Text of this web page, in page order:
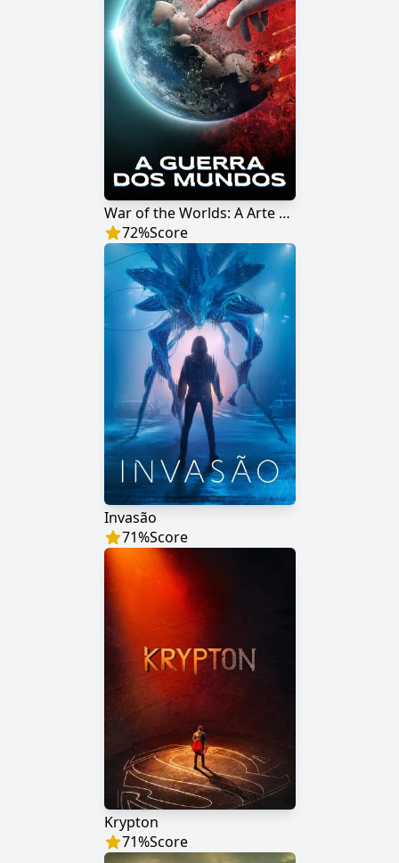
War of the Worlds: A Arte da Guerra
72%Score
Invasão
71%Score
Krypton
71%Score